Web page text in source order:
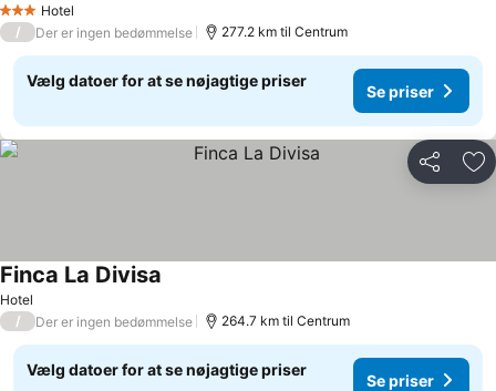
3 StjernerHotel
/ Der er ingen bedømmelse 277.2 km til Centrum
Vælg datoer for at se nøjagtige priser
Se priser
Del
Hotel
Finca La Divisa
/ Der er ingen bedømmelse 264.7 km til Centrum
Vælg datoer for at se nøjagtige priser
Se priser